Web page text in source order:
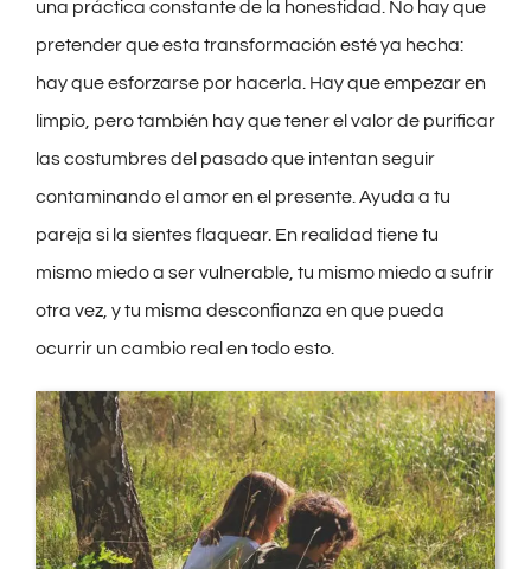
una práctica constante de la honestidad. No hay que
pretender que esta transformación esté ya hecha:
hay que esforzarse por hacerla. Hay que empezar en
limpio, pero también hay que tener el valor de purificar
las costumbres del pasado que intentan seguir
contaminando el amor en el presente. Ayuda a tu
pareja si la sientes flaquear. En realidad tiene tu
mismo miedo a ser vulnerable, tu mismo miedo a sufrir
otra vez, y tu misma desconfianza en que pueda
ocurrir un cambio real en todo esto.